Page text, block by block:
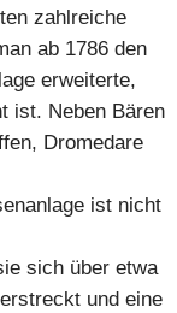
zahlreiche
ab 1786 den
erweiterte,
ist. Neben Bären
Dromedare
ist nicht
sich über etwa
und eine